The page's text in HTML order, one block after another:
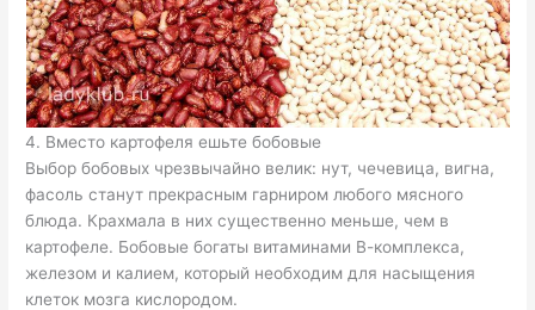
4. Вместо картофеля ешьте бобовые
Выбор бобовых чрезвычайно велик: нут, чечевица, вигна,
фасоль станут прекрасным гарниром любого мясного
блюда. Крахмала в них существенно меньше, чем в
картофеле. Бобовые богаты витаминами В-комплекса,
железом и калием, который необходим для насыщения
клеток мозга кислородом.